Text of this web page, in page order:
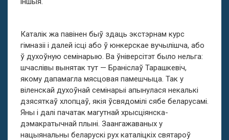
Каталік жа павінен быў здаць экстэрнам курс
гімназіі і далей ісці або ў юнкерскае вучылішча, або
ў духоўную семінарыю. Ва ўніверсітэт было нельга:
шчаслівы вынятак тут — Браніслаў Тарашкевіч,
якому дапамагла мясцовая памешчыца. Так у
віленскай духоўнай семінарыі апынулася некалькі
дзясяткаў хлопцаў, якія ўсвядомілі сябе беларусамі.
Яны і далі пачатак магутнай хрысціянска-
дэмакратычнай плыні. Заангажаваных у
нацыянальны беларускі рух каталіцкіх святароў